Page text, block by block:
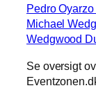
Pedro Oyarzo
Michael
Wedgwood
Se oversigt